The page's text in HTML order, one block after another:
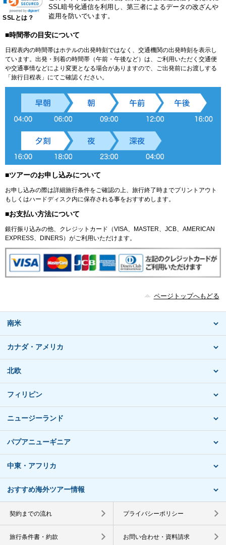
SSLとは？
SSL暗号化通信を利用し、第三者によるデータの改ざんや
盗用を防いでいます。
■時間帯の目安について
日程表内の時間帯はホテルの出発時刻ではなく、交通機関の出発時刻を表示し
ています。出発・到着の時間帯（午前・午後など）は、ご利用いただく交通便
や交通事情などにより変更となる場合がありますので、ご出発前にお渡しする
「旅行日程表」にてご確認ください。
■ツアーのお申し込みについて
お申し込みの際は詳細旅行条件をご確認の上、旅行終了時までプリントアウト
もしくはハードディスク内に保存される事をおすすめします。
■お支払い方法について
銀行振り込みの他、クレジットカード（VISA、MASTER、JCB、AMERICAN
EXPRESS、DINERS）がご利用いただけます。
ページトップへもどる
南米
カナダ・アメリカ
北欧
フィリピン
ニュージーランド
パプアニューギニア
中東・アフリカ
おすすめ海外ツアー情報
契約までの流れ プライバシーポリシー
旅行条件書・約款 お問い合わせ・資料請求